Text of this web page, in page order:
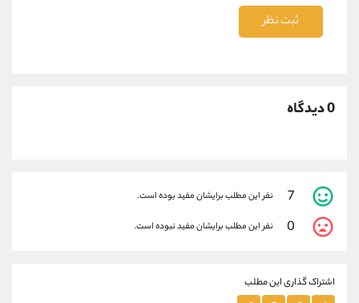
ثبت نظر
0 دیدگاه
7 نفر این مطلب برایشان مفید بوده است.
0 نفر این مطلب برایشان مفید نبوده است.
اشتراک گذاری این مطلب